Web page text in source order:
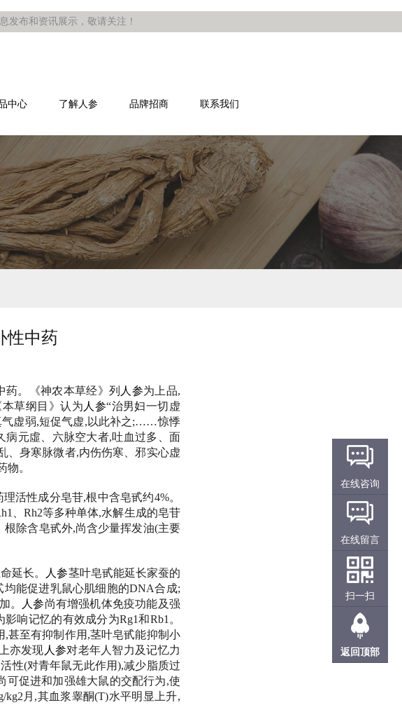
发布和资讯展示，敬请关注！
中心 了解人参 品牌招商 联系我们
性中药
药。《神农本草经》列 人参为上品,
草纲目》认为 人参“治男妇一切虚
气虚弱,短促气虚,以此补之;……惊悸
元虛、六脉空大者,吐血过多、面
、身寒脉微者,内伤伤寒、邪实心虚
物。
活性成分皂苷,根中含皂甙约4%。
、Rh2等多种单体,水解生成的皂苷
除含皂甙外,尚含少量挥发油(主要
延长。 人参茎叶皂甙能延长家蚕的
能促进乳鼠心肌细胞的DNA合成;
。 人参尚有增强机体免疫功能及强
响记忆的有效成分为Rg1和Rb1。
甚至有抑制作用,茎叶皂甙能抑制小
亦发现 人参对老年人智力及记忆力
性(对青年鼠无此作用),减少脂质过
可促进和加强雄大鼠的交配行为,使
月,其血浆睾酮(T)水平明显上升,
在线咨询
在线留言
扫一扫
返回顶部